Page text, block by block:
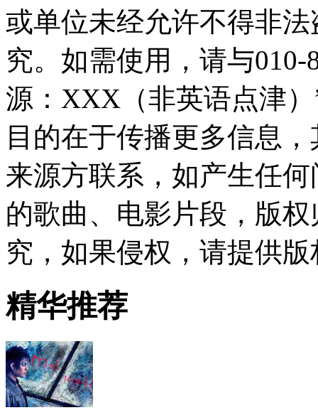
或单位未经允许不得非
究。如需使用，请与010-
源：XXX（非英语点津
目的在于传播更多信息
来源方联系，如产生任
的歌曲、电影片段，版
究，如果侵权，请提供
精华推荐